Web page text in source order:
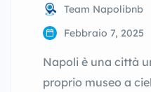
Team Napolibnb
Febbraio 7, 2025
Napoli è una città
proprio museo a